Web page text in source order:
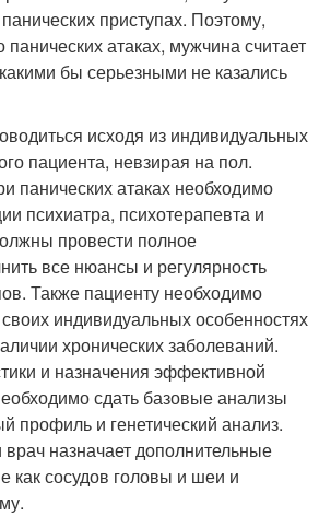
приступах. Поэтому,
панических атаках, мужчина считает
бы серьезными не казались
исходя из индивидуальных
пациента, невзирая на пол.
панических атаках необходимо
психиатра, психотерапевта и
провести полное
все нюансы и регулярность
Также пациенту необходимо
индивидуальных особенностях
хронических заболеваний.
и назначения эффективной
сдать базовые анализы
профиль и генетический анализ.
назначает дополнительные
как сосудов головы и шеи и